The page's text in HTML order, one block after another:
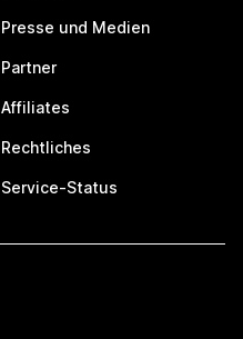
Presse und Medien
Partner
Affiliates
Rechtliches
Service-Status